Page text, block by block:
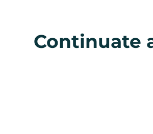
Continuate